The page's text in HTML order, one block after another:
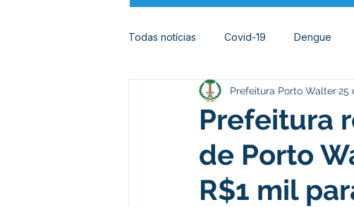
Todas notícias Covid-19 Dengue
Agricultura e Meio Ambiente
Institucional e Governo Políticas
Prefeitura
de Porto
R$1 mil
Prefeitura Porto Walter25